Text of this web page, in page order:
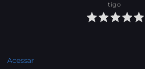
tigo
Acessar